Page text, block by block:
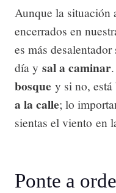
Aunque la situación
encerrados en
es más
día y sal a caminar
bosque y si no,
a la calle; lo
sientas el viento en
Ponte a